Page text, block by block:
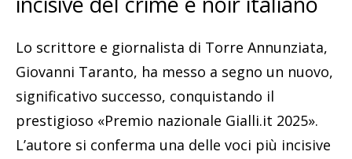
Lo scrittore e giornalista di Torre Annunziata,
Giovanni Taranto, ha messo a segno un nuovo,
significativo successo, conquistando il
prestigioso «Premio nazionale Gialli.it 2025».
L’autore si conferma una delle voci più incisive